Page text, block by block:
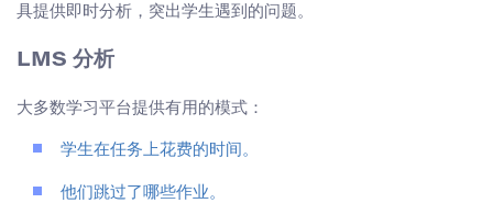
具提供即时分析，突出学生遇到的问题。
LMS 分析
大多数学习平台提供有用的模式：
学生在任务上花费的时间。
他们跳过了哪些作业。